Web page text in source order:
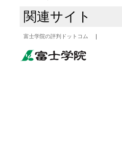
関連サイト
富士学院の評判ドットコム